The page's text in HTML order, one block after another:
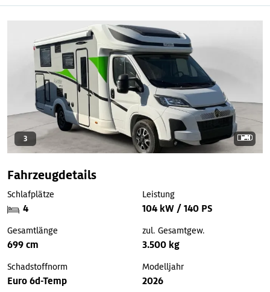
3
Fahrzeugdetails
Schlafplätze
4
Leistung
104 kW / 140 PS
Gesamtlänge
699 cm
zul. Gesamtgew.
3.500 kg
Schadstoffnorm
Euro 6d-Temp
Modelljahr
2026